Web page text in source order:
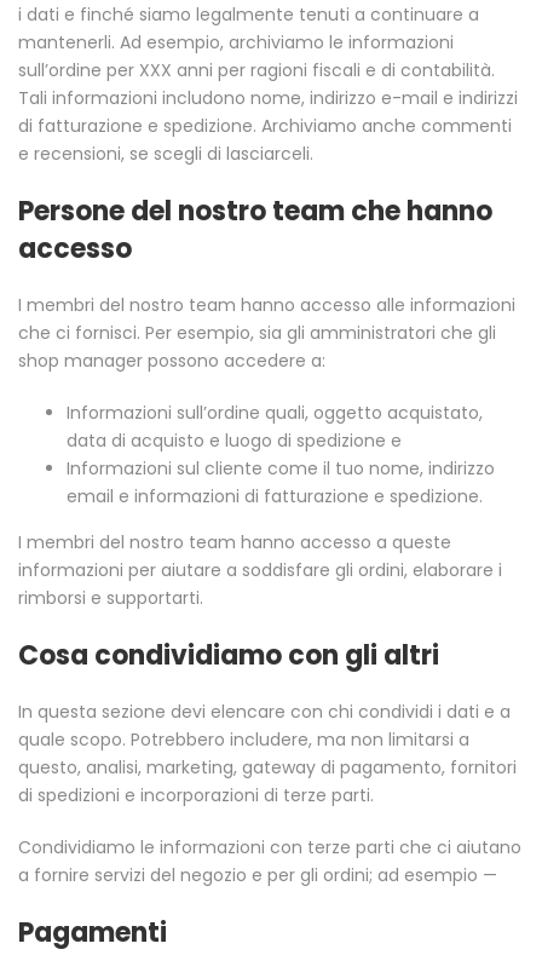
i dati e finché siamo legalmente tenuti a continuare a
mantenerli. Ad esempio, archiviamo le informazioni
sull’ordine per XXX anni per ragioni fiscali e di contabilità.
Tali informazioni includono nome, indirizzo e-mail e indirizzi
di fatturazione e spedizione. Archiviamo anche commenti
e recensioni, se scegli di lasciarceli.
Persone del nostro team che hanno
accesso
I membri del nostro team hanno accesso alle informazioni
che ci fornisci. Per esempio, sia gli amministratori che gli
shop manager possono accedere a:
Informazioni sull’ordine quali, oggetto acquistato,
data di acquisto e luogo di spedizione e
Informazioni sul cliente come il tuo nome, indirizzo
email e informazioni di fatturazione e spedizione.
I membri del nostro team hanno accesso a queste
informazioni per aiutare a soddisfare gli ordini, elaborare i
rimborsi e supportarti.
Cosa condividiamo con gli altri
In questa sezione devi elencare con chi condividi i dati e a
quale scopo. Potrebbero includere, ma non limitarsi a
questo, analisi, marketing, gateway di pagamento, fornitori
di spedizioni e incorporazioni di terze parti.
Condividiamo le informazioni con terze parti che ci aiutano
a fornire servizi del negozio e per gli ordini; ad esempio —
Pagamenti